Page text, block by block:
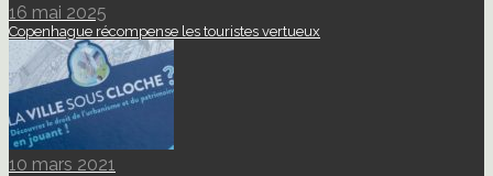
16 mai 2025
Copenhague récompense les touristes vertueux
10 mars 2021